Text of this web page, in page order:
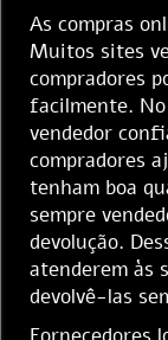
As compras
Muitos sites
compradores
facilmente.
vendedor
compradores
tenham boa
sempre
devolução.
atenderem às
devolvê-las